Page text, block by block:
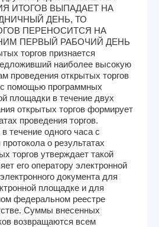
ИТОГОВ ВЫПАДАЕТ НА
ДЕНЬ, ТО
ПЕРЕНОСИТСЯ НА
ПЕРВЫЙ РАБОЧИЙ ДЕНЬ
торгов признается
наиболее высокую
проведения открытых торгов
с помощью программных
площадки в течение двух
открытых торгов формирует
проведения торгов.
течение одного часа с
о результатах
торгов утверждает такой
его оператору электронной
документа для
площадке и для
федеральном реестре
Суммы внесенных
возвращаются всем